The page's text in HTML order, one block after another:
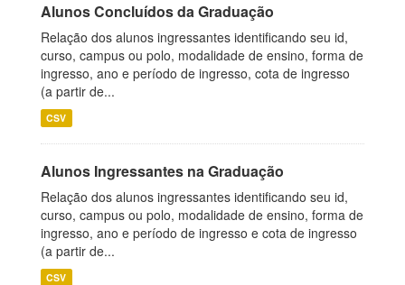
Alunos Concluídos da Graduação
Relação dos alunos ingressantes identificando seu id,
curso, campus ou polo, modalidade de ensino, forma de
ingresso, ano e período de ingresso, cota de ingresso
(a partir de...
CSV
Alunos Ingressantes na Graduação
Relação dos alunos ingressantes identificando seu id,
curso, campus ou polo, modalidade de ensino, forma de
ingresso, ano e período de ingresso e cota de ingresso
(a partir de...
CSV